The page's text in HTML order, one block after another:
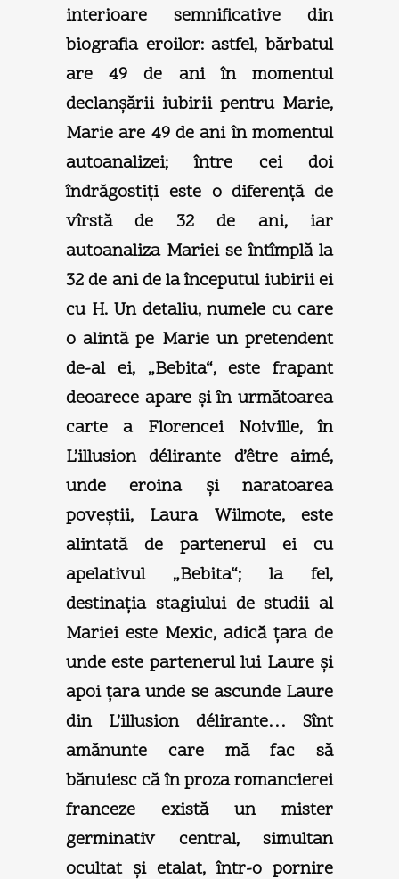
interioare semnificative din
biografia eroilor: astfel, bărbatul
are 49 de ani în momentul
declanşării iubirii pentru Marie,
Marie are 49 de ani în momentul
autoanalizei; între cei doi
îndrăgostiţi este o diferenţă de
vîrstă de 32 de ani, iar
autoanaliza Mariei se întîmplă la
32 de ani de la începutul iubirii ei
cu H. Un detaliu, numele cu care
o alintă pe Marie un pretendent
de-al ei, „Bebita“, este frapant
deoarece apare şi în următoarea
carte a Florencei Noiville, în
L’illusion délirante d’être aimé,
unde eroina şi naratoarea
poveştii, Laura Wilmote, este
alintată de partenerul ei cu
apelativul „Bebita“; la fel,
destinaţia stagiului de studii al
Mariei este Mexic, adică ţara de
unde este partenerul lui Laure şi
apoi ţara unde se ascunde Laure
din L’illusion délirante… Sînt
amănunte care mă fac să
bănuiesc că în proza romancierei
franceze există un mister
germinativ central, simultan
ocultat şi etalat, într-o pornire